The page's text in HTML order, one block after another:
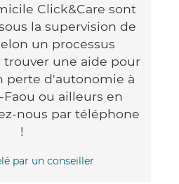
Click&Care sont
la supervision de
un processus
trouver une aide pour
perte d'autonomie à
ou ailleurs en
nous par téléphone
!
par un conseiller